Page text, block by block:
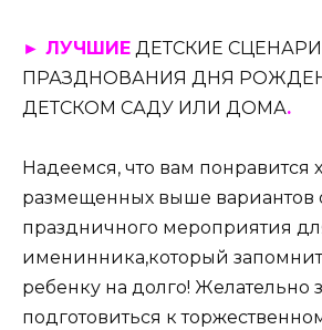
► ЛУЧШИЕ ДЕТСКИЕ
ПРАЗДНОВАНИЯ ДНЯ
ДЕТСКОМ САДУ ИЛИ ДОМА.
Надеемся, что вам понравится
размещенных выше вариантов
праздничного мероприятия
именинника,который
ребенку на долго! Желательно
подготовиться к